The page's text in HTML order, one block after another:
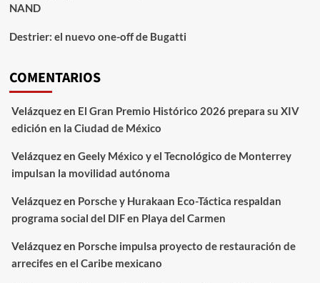
NAND
Destrier: el nuevo one-off de Bugatti
COMENTARIOS
Velázquezen El Gran Premio Histórico 2026 prepara su XIV
edición en la Ciudad de México
Velázquezen Geely México y el Tecnológico de Monterrey
impulsan la movilidad autónoma
Velázquezen Porsche y Hurakaan Eco-Táctica respaldan
programa social del DIF en Playa del Carmen
Velázquezen Porsche impulsa proyecto de restauración de
arrecifes en el Caribe mexicano